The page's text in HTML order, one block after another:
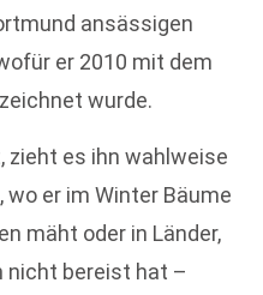
ansässigen
er 2010 mit dem
wurde.
es ihn wahlweise
er im Winter Bäume
mäht oder in Länder,
nicht bereist hat –